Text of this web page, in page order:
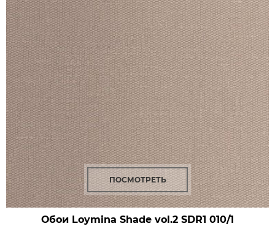
ПОСМОТРЕТЬ
Обои Loymina Shade vol.2 SDR1 010/1